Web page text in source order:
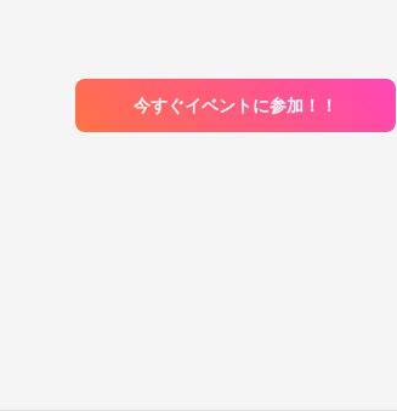
今すぐイベントに参加！！